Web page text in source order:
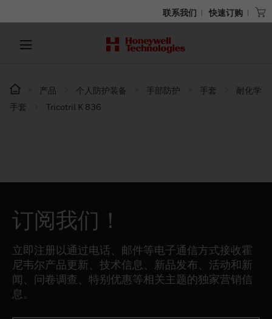
联系我们 快速订购
产品 个人防护装备 手部防护 手套
耐化学
手套
Tricotril K 836
订阅我们！
立即注册以通过电话、邮件等电子通信方式接收霍
尼韦尔产品更新、技术信息、新品发布、活动和新
闻、问卷调查、特别优惠等相关主题的独家营销信
息。